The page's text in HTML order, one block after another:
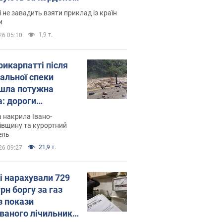
не завадить взяти приклад із країн
05:10 1,9 т.
після
спеки
потужна
дороги
на
Відео
накрила Івано-
та курортний
09:27 21,9 т.
нарахували 729
боргу за газ
покази
лічильника: